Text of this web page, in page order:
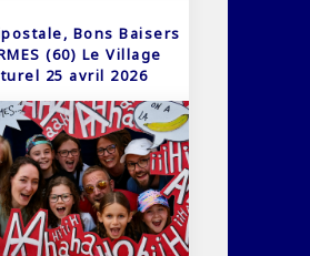
Bons Baisers
(60) Le Village
25 avril 2026